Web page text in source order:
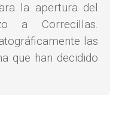
la apertura del
a Correcillas.
las
que han decidido